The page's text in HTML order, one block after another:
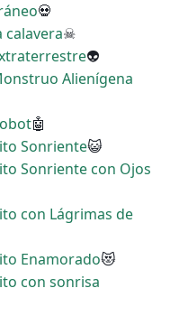
💀
calavera☠
👽
Alienígena
🤖
Sonriente😺
Sonriente con Ojos
con Lágrimas de
Enamorado😻
con sonrisa